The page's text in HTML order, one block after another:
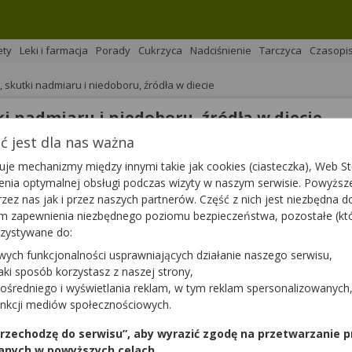
Leki i farmacja Porady Cukrzyca Nadciśnienie Tarczyca
nadmiaru i niedoboru, źródła w diecie
i niedoboru, źródła w diecie
funkcjonowania organizmu roślin i zwierząt. Został
od greckiego słowa „molybdos”, które oznacza
mylony był właśnie z ołowiem. Co to jest molibden?
skutki przynosi jego niedobór i nadmiar? Na wszystkie te
Podziel się
magister farmacji Bartłomiej Łuczyński
jest dla nas ważna
mechanizmy między innymi takie jak cookies (ciasteczka), Web
optymalnej obsługi podczas wizyty w naszym serwisie.
nas jak i przez naszych partnerów. Część z nich jest niezbędna
zapewnienia niezbędnego poziomu bezpieczeństwa, pozostałe
do:
funkcjonalności usprawniających działanie naszego serwisu,
sposób korzystasz z naszej strony,
i wyświetlania reklam, w tym reklam spersonalizowanych,
mediów społecznościowych.
do serwisu”, aby wyrazić zgodę na przetwarzanie